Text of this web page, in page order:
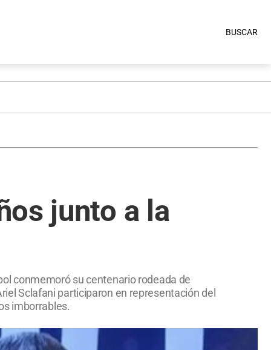
BUSCAR
junto a la
conmemoró su centenario rodeada de
Sclafani participaron en representación del
imborrables.